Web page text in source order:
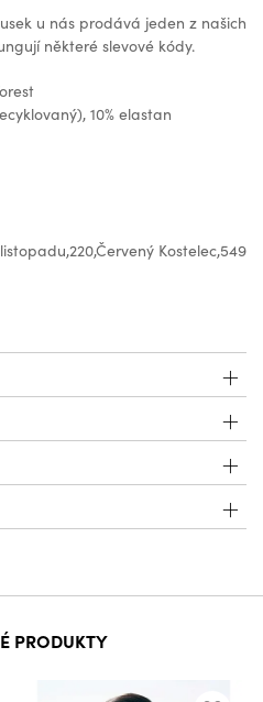
u nás prodává jeden z našich
některé slevové kódy.
10% elastan
Kostelec,549
PRODUKTY